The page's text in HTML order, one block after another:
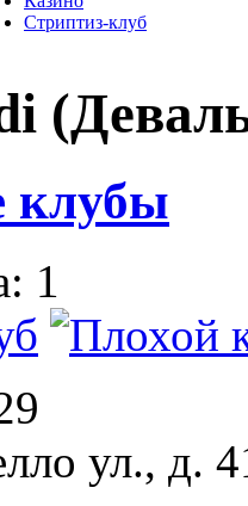
Стриптиз-клуб
клубы
1
ул., д.